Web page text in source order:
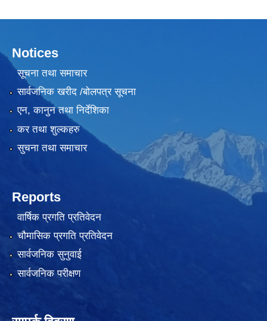
Notices
सूचना तथा समाचार
सार्वजनिक खरीद /बोलपत्र सूचना
एन, कानुन तथा निर्देशिका
कर तथा शुल्कहरु
सुचना तथा समाचार
Reports
वार्षिक प्रगति प्रतिवेदन
चौमासिक प्रगति प्रतिवेदन
सार्वजनिक सुनुवाई
सार्वजनिक परीक्षण